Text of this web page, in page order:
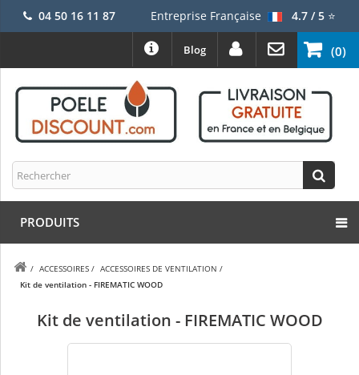
04 50 16 11 87 Entreprise Française 4.7 / 5⭐
(0)
Blog
PRODUITS
/ ACCESSOIRES / ACCESSOIRES DE VENTILATION /
Kit de ventilation - FIREMATIC WOOD
Kit de ventilation - FIREMATIC WOOD